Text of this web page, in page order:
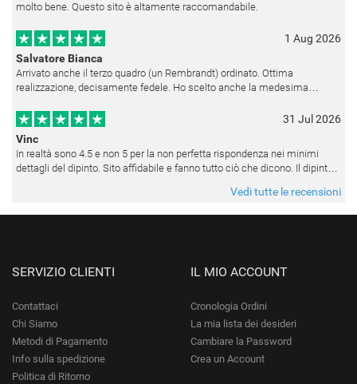
molto bene. Questo sito è altamente raccomandabile.
1 Aug 2026
Salvatore Bianca
Arrivato anche il terzo quadro (un Rembrandt) ordinato. Ottima
realizzazione, decisamente fedele. Ho scelto anche la medesima
appesi
31 Jul 2026
Vinc
In realtà sono 4.5 e non 5 per la non perfetta rispondenza nei minimi
dettagli del dipinto. Sito affidabile e fanno tutto ciò che dicono. Il dipinto,
Vedi tutte le recensioni
SERVIZIO CLIENTI
Contattaci
Chi Siamo
Metodi di Pagamento
Info sulla spedizione
Politica di Ritorno
IL MIO ACCOUNT
Cronologia Ordini
La mia lista dei desideri
Cambiare la Password
Crea un Account